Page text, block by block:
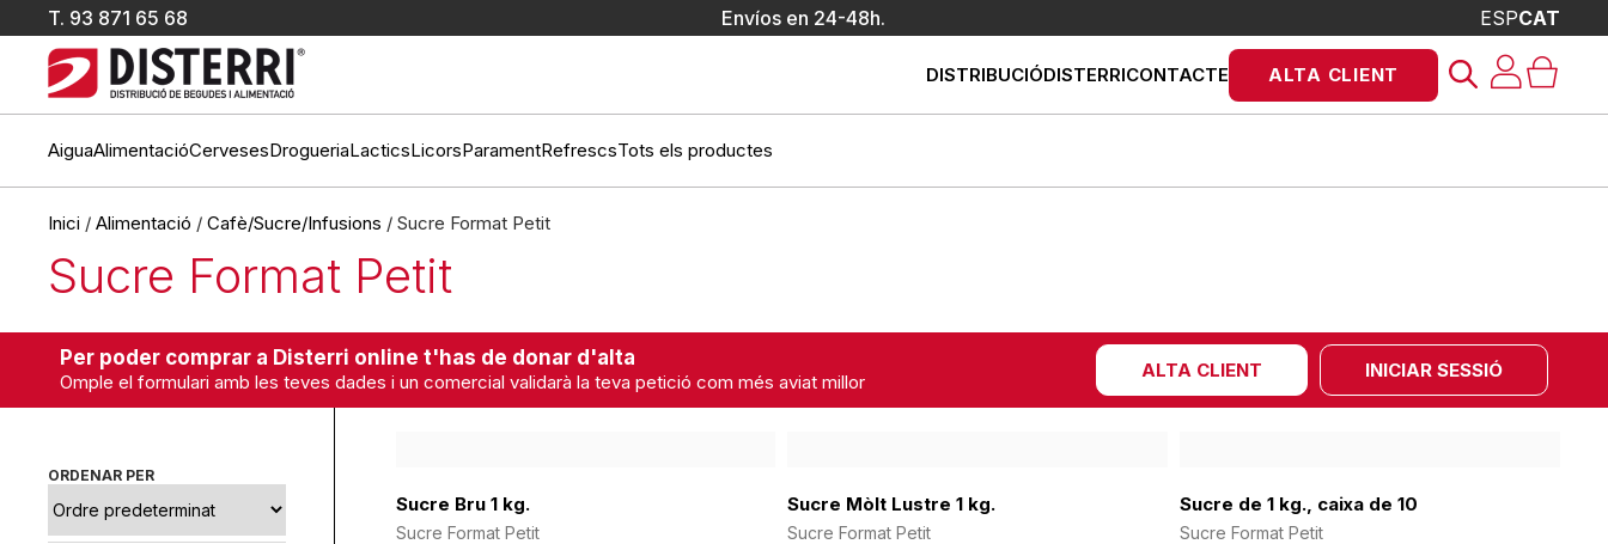
T. 93 871 65 68 Envíos en 24-48h. ESPCAT
DISTRIBUCIÓDISTERRICONTACTE
Products
search
ALTA CLIENT
AiguaAlimentacióCervesesDrogueriaLacticsLicorsParamentRefrescsTots els productes
Inici / Alimentació / Cafè/Sucre/Infusions / Sucre Format Petit
Sucre Format Petit
Per poder comprar a Disterri online t'has de donar d'alta
Omple el formulari amb les teves dades i un comercial validarà la teva petició com més aviat millor
ALTA CLIENT INICIAR SESSIÓ
ORDENAR PER
Sucre Bru 1 kg.
Sucre Format Petit
Sucre Mòlt Lustre 1 kg.
Sucre Format Petit
Sucre de 1 kg., caixa de 10
Sucre Format Petit